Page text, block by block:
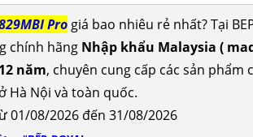
Progiá bao nhiêu rẻ nhất? Tại
chính hãng Nhập khẩu Malaysia (
năm, chuyên cung cấp các sản phẩm
Hà Nội và toàn quốc.
01/08/2026 đến 31/08/2026